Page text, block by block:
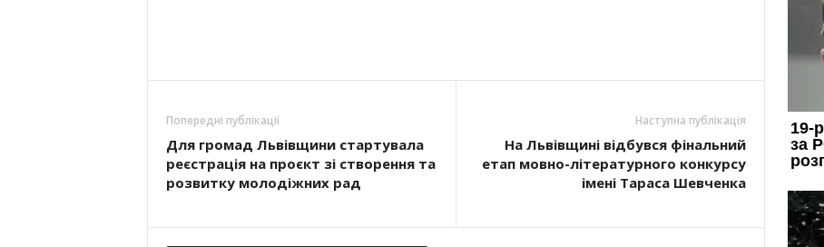
Попередні публікації
Для громад Львівщини стартувала
реєстрація на проєкт зі створення та
розвитку молодіжних рад
Наступна публікація
На Львівщині відбувся фінальний
етап мовно-літературного конкурсу
імені Тараса Шевченка